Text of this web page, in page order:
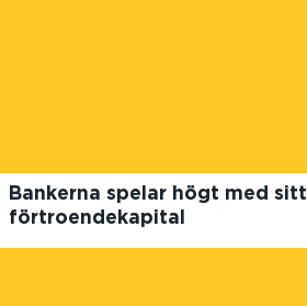
Bankerna spelar högt med sitt
förtroendekapital